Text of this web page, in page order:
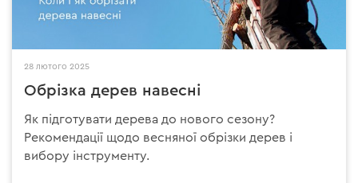
28 лютого 2025
Обрізка дерев навесні
Як підготувати дерева до нового сезону?
Рекомендації щодо весняної обрізки дерев і
вибору інструменту.